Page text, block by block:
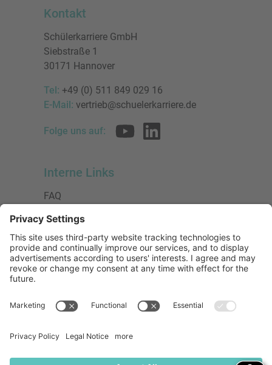
Kontakt
Schülerkarriere GmbH
Siebstraße 1
30171 Hannover
Tel: +49 (0) 511 849 029 16
E-Mail: vertrieb@schuelerkarriere.de
Folge uns auf:
Interne Links
FAQ
Datenschutzerklärung
Impressum
Presse
Urheberrecht
Mitglied bei:
Die Jungen Unternehmer